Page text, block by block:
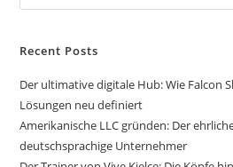
Recent Posts
Der ultimative digitale Hub: Wie Falcon
Lösungen neu definiert
Amerikanische LLC gründen: Der
deutschsprachige Unternehmer